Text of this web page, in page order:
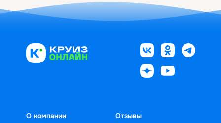
О компании
Отзывы